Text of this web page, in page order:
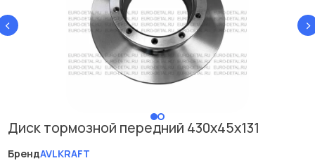
‹ ›
Диск тормозной передний 430х45х131
БрендAVLKRAFT